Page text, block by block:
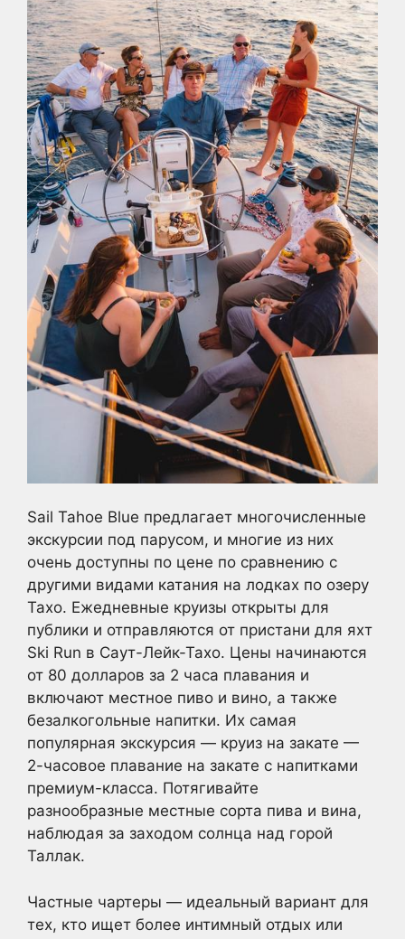
Sail Tahoe Blue предлагает многочисленные
экскурсии под парусом, и многие из них
очень доступны по цене по сравнению с
другими видами катания на лодках по озеру
Тахо. Ежедневные круизы открыты для
публики и отправляются от пристани для яхт
Ski Run в Саут-Лейк-Тахо. Цены начинаются
от 80 долларов за 2 часа плавания и
включают местное пиво и вино, а также
безалкогольные напитки. Их самая
популярная экскурсия — круиз на закате —
2-часовое плавание на закате с напитками
премиум-класса. Потягивайте
разнообразные местные сорта пива и вина,
наблюдая за заходом солнца над горой
Таллак.
Частные чартеры — идеальный вариант для
тех, кто ищет более интимный отдых или